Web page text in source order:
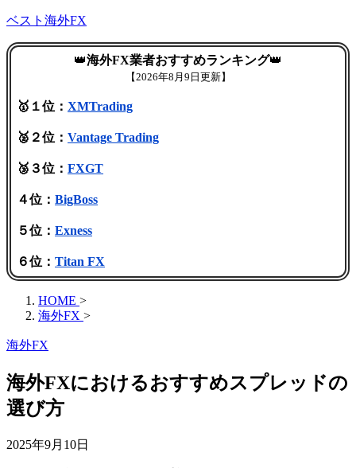
ベスト海外FX
👑海外FX業者おすすめランキング👑
【2026年8月9日更新】
🥇１位： XMTrading
🥈２位： Vantage Trading
🥉３位： FXGT
４位： BigBoss
５位： Exness
６位： Titan FX
HOME >
海外FX >
海外FX
海外FXにおけるおすすめスプレッドの
選び方
2025年9月10日